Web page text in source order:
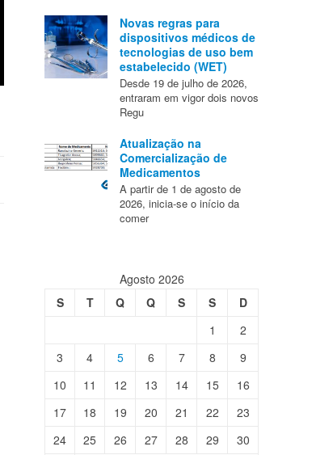
Novas regras para
dispositivos médicos de
tecnologias de uso bem
estabelecido (WET)
Desde 19 de julho de 2026,
entraram em vigor dois novos
Regu
Atualização na
Comercialização de
Medicamentos
A partir de 1 de agosto de
2026, inicia-se o início da
comer
Agosto 2026
S
T Q Q S S
D
1
2
3
4 5 6 7 8
9
10
11 12 13 14 15
16
17
18 19 20 21 22
23
24
25 26 27 28 29
30